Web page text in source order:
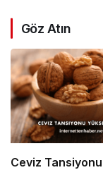
Göz Atın
Ceviz Tansiyonu